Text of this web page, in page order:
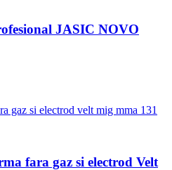
JASIC NOVO
fara gaz si electrod Velt